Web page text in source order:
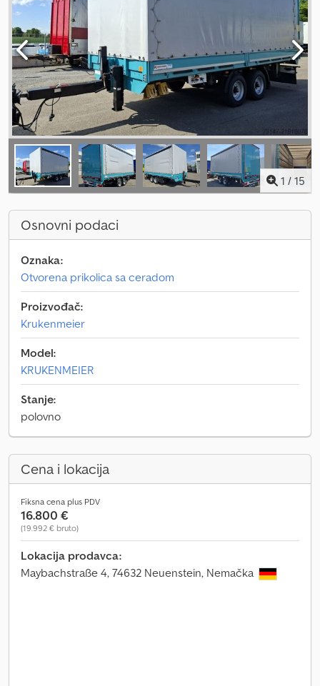
1 / 15
Osnovni podaci
Oznaka:
Otvorena prikolica sa ceradom
Proizvođač:
Krukenmeier
Model:
KRUKENMEIER
Stanje:
polovno
Cena i lokacija
Fiksna cena plus PDV
16.800 €
(19.992 € bruto)
Lokacija prodavca:
Maybachstraße 4, 74632 Neuenstein, Nemačka